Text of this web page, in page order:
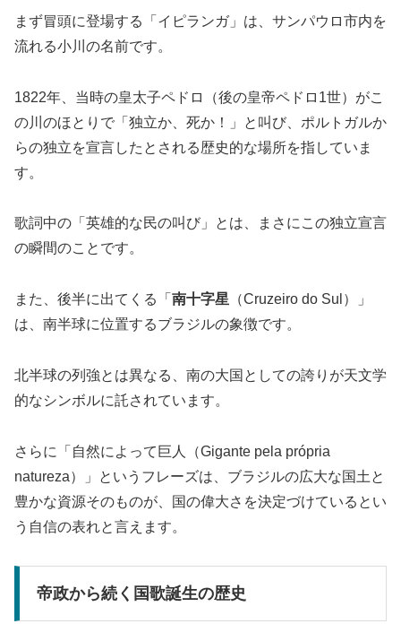
まず冒頭に登場する「イピランガ」は、サンパウロ市内を
流れる小川の名前です。
1822年、当時の皇太子ペドロ（後の皇帝ペドロ1世）がこ
の川のほとりで「独立か、死か！」と叫び、ポルトガルか
らの独立を宣言したとされる歴史的な場所を指していま
す。
歌詞中の「英雄的な民の叫び」とは、まさにこの独立宣言
の瞬間のことです。
また、後半に出てくる「 南十字星 （Cruzeiro do Sul）」
は、南半球に位置するブラジルの象徴です。
北半球の列強とは異なる、南の大国としての誇りが天文学
的なシンボルに託されています。
さらに「自然によって巨人（Gigante pela própria
natureza）」というフレーズは、ブラジルの広大な国土と
豊かな資源そのものが、国の偉大さを決定づけているとい
う自信の表れと言えます。
帝政から続く国歌誕生の歴史